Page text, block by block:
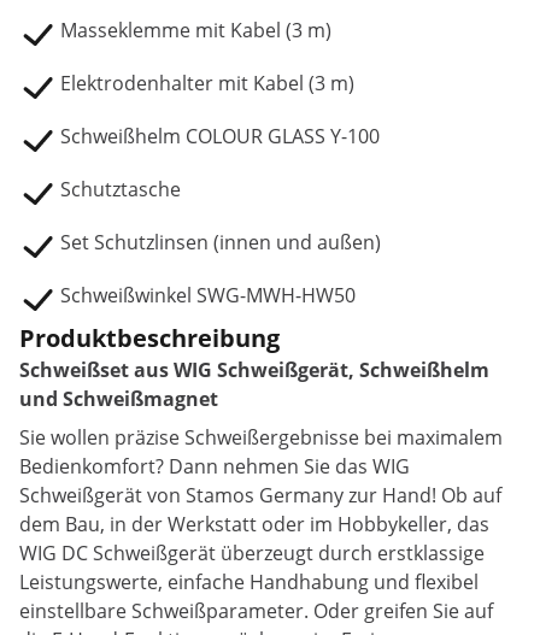
Masseklemme mit Kabel (3 m)
Elektrodenhalter mit Kabel (3 m)
Schweißhelm COLOUR GLASS Y-100
Schutztasche
Set Schutzlinsen (innen und außen)
Schweißwinkel SWG-MWH-HW50
Produktbeschreibung
Schweißset aus WIG Schweißgerät, Schweißhelm
und Schweißmagnet
Sie wollen präzise Schweißergebnisse bei maximalem
Bedienkomfort? Dann nehmen Sie das WIG
Schweißgerät von Stamos Germany zur Hand! Ob auf
dem Bau, in der Werkstatt oder im Hobbykeller, das
WIG DC Schweißgerät überzeugt durch erstklassige
Leistungswerte, einfache Handhabung und flexibel
einstellbare Schweißparameter. Oder greifen Sie auf